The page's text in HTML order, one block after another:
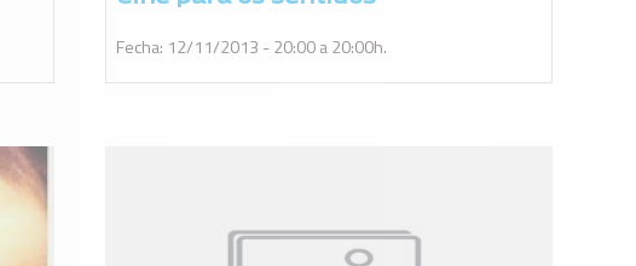
Fecha: 12/11/2013 - 20:00 a 20:00h.